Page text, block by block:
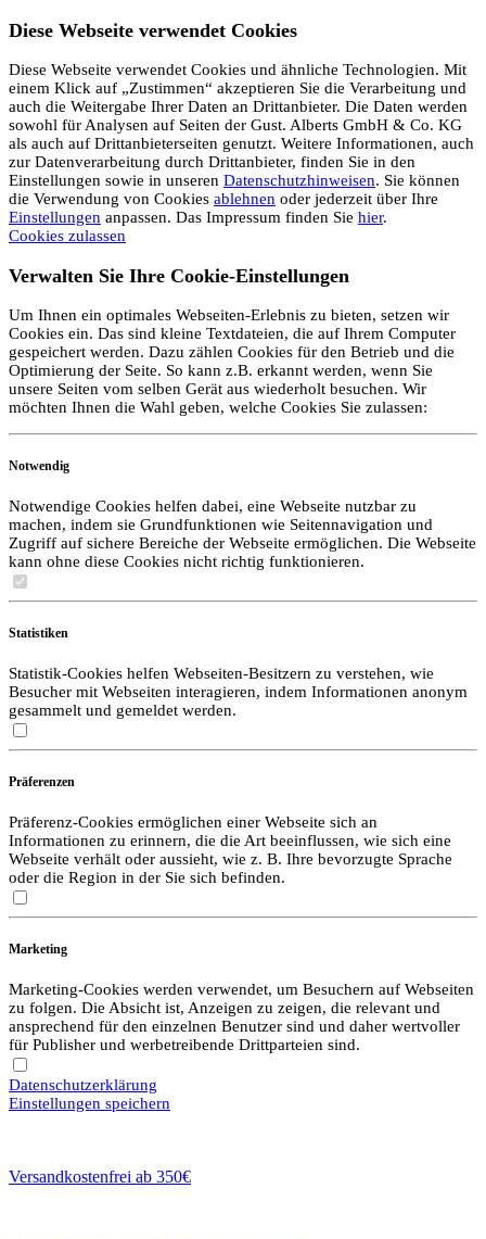
Diese Webseite verwendet Cookies
Diese Webseite verwendet Cookies und ähnliche Technologien. Mit
einem Klick auf „Zustimmen“ akzeptieren Sie die Verarbeitung und
auch die Weitergabe Ihrer Daten an Drittanbieter. Die Daten werden
sowohl für Analysen auf Seiten der Gust. Alberts GmbH & Co. KG
als auch auf Drittanbieterseiten genutzt. Weitere Informationen, auch
zur Datenverarbeitung durch Drittanbieter, finden Sie in den
Einstellungen sowie in unseren Datenschutzhinweisen. Sie können
die Verwendung von Cookies ablehnen oder jederzeit über Ihre
Einstellungen anpassen. Das Impressum finden Sie hier.
Cookies zulassen
Verwalten Sie Ihre Cookie-Einstellungen
Um Ihnen ein optimales Webseiten-Erlebnis zu bieten, setzen wir
Cookies ein. Das sind kleine Textdateien, die auf Ihrem Computer
gespeichert werden. Dazu zählen Cookies für den Betrieb und die
Optimierung der Seite. So kann z.B. erkannt werden, wenn Sie
unsere Seiten vom selben Gerät aus wiederholt besuchen. Wir
möchten Ihnen die Wahl geben, welche Cookies Sie zulassen:
Notwendig
Notwendige Cookies helfen dabei, eine Webseite nutzbar zu
machen, indem sie Grundfunktionen wie Seitennavigation und
Zugriff auf sichere Bereiche der Webseite ermöglichen. Die Webseite
kann ohne diese Cookies nicht richtig funktionieren.
Statistiken
Statistik-Cookies helfen Webseiten-Besitzern zu verstehen, wie
Besucher mit Webseiten interagieren, indem Informationen anonym
gesammelt und gemeldet werden.
Präferenzen
Präferenz-Cookies ermöglichen einer Webseite sich an
Informationen zu erinnern, die die Art beeinflussen, wie sich eine
Webseite verhält oder aussieht, wie z. B. Ihre bevorzugte Sprache
oder die Region in der Sie sich befinden.
Marketing
Marketing-Cookies werden verwendet, um Besuchern auf Webseiten
zu folgen. Die Absicht ist, Anzeigen zu zeigen, die relevant und
ansprechend für den einzelnen Benutzer sind und daher wertvoller
für Publisher und werbetreibende Drittparteien sind.
Datenschutzerklärung
Einstellungen speichern
Versandkostenfrei ab 350€